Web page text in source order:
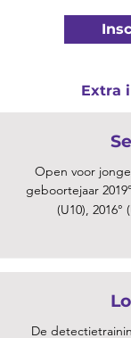
Extra
Open voor
geboortejaar
(U10), 2016°
De